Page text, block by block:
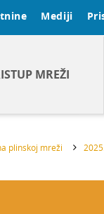
Mediji
MREŽI
plinskoj mreži